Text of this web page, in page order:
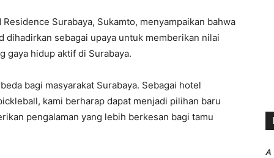
Surabaya, Sukamto, menyampaikan bahwa
dihadirkan sebagai upaya untuk memberikan nilai
gaya hidup aktif di Surabaya.
bagi masyarakat Surabaya. Sebagai hotel
kami berharap dapat menjadi pilihan baru
pengalaman yang lebih berkesan bagi tamu
A